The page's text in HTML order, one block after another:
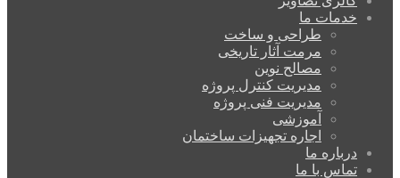
خدمات ما
طراحی و ساخت
مرمت آثار تاریخی
مصالح نوین
مدیریت کنترل پروژه
مدیریت فنی پروژه
آموزشی
اجاره تجهیزات ساختمان
درباره ما
تماس با ما